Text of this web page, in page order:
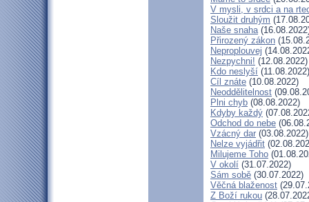
V mysli, v srdci a na
Sloužit druhým
Naše snaha
Přirozený zákon
Neproplouvej
Nezpychni! (12.08.2022)
Kdo neslyší (11.08.2022)
Cíl znáte (10.08.2022)
Neoddělitelnost
Plni chyb (08.08.2022)
Kdyby každý
Odchod do nebe
Vzácný dar (03.08.2022)
Nelze vyjádřit
Milujeme Toho
V okolí (31.07.2022)
Sám sobě (30.07.2022)
Věčná blaženost
Z Boží rukou